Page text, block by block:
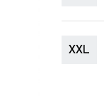
XXL